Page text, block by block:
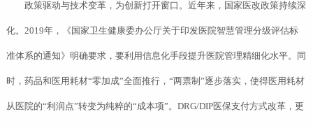
政策驱动与技术变革，为创新打开窗口。近年来，国家医改政策持续深
化。2019年，《国家卫生健康委办公厅关于印发医院智慧管理分级评估标
准体系的通知》明确要求，要利用信息化手段提升医院管理精细化水平。同
时，药品和医用耗材“零加成”全面推行，“两票制”逐步落实，使得医用耗材
从医院的“利润点”转变为纯粹的“成本项”。DRG/DIP医保支付方式改革，更